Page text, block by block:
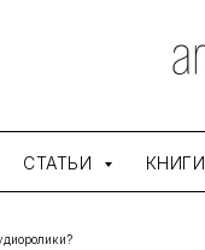
СТАТЬИ КНИГИ